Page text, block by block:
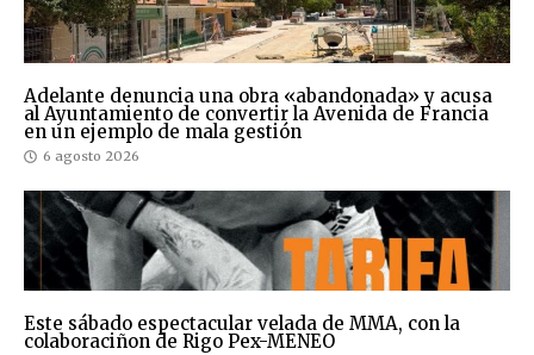
Adelante denuncia una obra «abandonada» y acusa
al Ayuntamiento de convertir la Avenida de Francia
en un ejemplo de mala gestión
6 agosto 2026
Este sábado espectacular velada de MMA, con la
colaboraciñon de Rigo Pex-MENEO